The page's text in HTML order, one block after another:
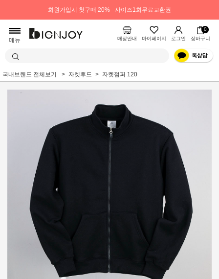
회원가입시 첫구매 20% 사이즈1회무료교환권
메뉴 매장안내 마이페이지 로그인
0
장바구니
국내브랜드 전체보기 자켓후드 자켓점퍼 120